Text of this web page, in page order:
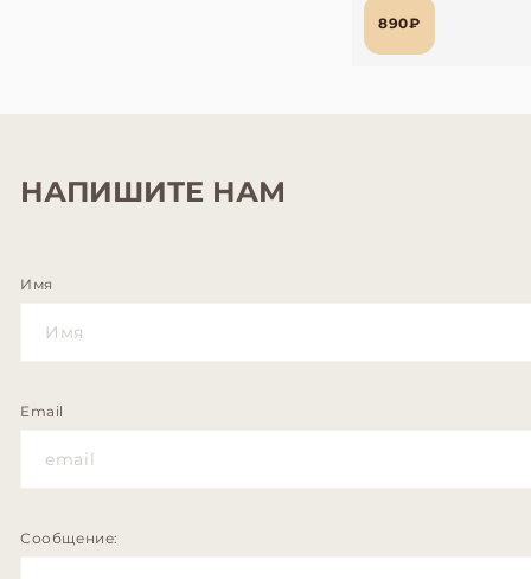
890₽
НАПИШИТЕ НАМ
Имя
Email
Сообщение: